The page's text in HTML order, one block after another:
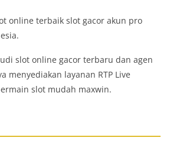
online terbaik slot gacor akun pro
slot online gacor terbaru dan agen
menyediakan layanan RTP Live
slot mudah maxwin.